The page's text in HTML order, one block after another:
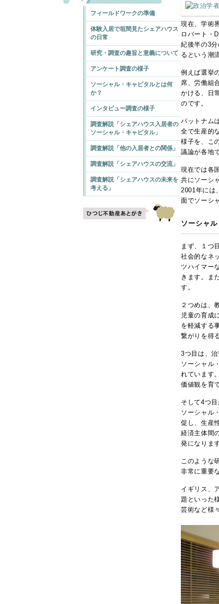
フィールドワークの準備
体験入居で垣間見たシェアハウス
の日常
研究・調査の趣旨と意義について
アンケート調査の様子
ソーシャル・キャピタルとは何
か？
インタビュー調査の様子
調査解説「シェアハウス入居者の
ソーシャル・キャピタル」
調査解説「他の入居者との関係」
調査解説「シェアハウスの交流」
調査解説「シェアハウスの未来を
考える」
現在、学術
ロバート・
紀後半の3
るという潮
例えば選挙
席、労働組
かける、日
のです。
パットナム
全で生産的
様子を、こ
議論が各地
現在では各
共にソーシ
2001年には
面でソーシ
ソーシャ
まず、１つ
社会的なネ
ツハイマー
きます。ま
す。
２つめは、
児童の育成
を軽減する
繋がりを得
3つ目は、
ソーシャル
れています
価値観を育
そして4つ
ソーシャル
促し、生産
経済主体間
発になりま
このような
非常に重要
イギリス、
題といった
芸術など様